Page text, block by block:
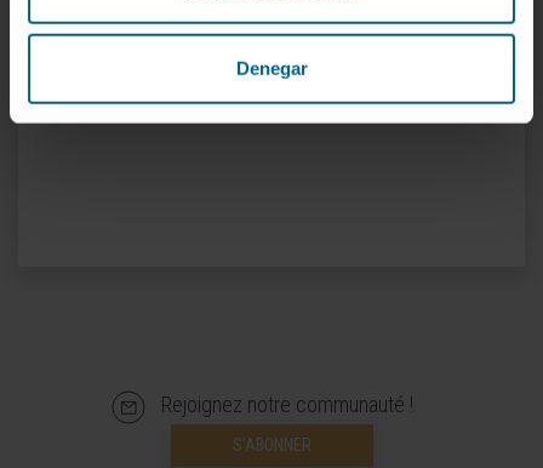
Denegar
A publié 10 articles dans des revues
Rejoignez notre communauté !
S’ABONNER